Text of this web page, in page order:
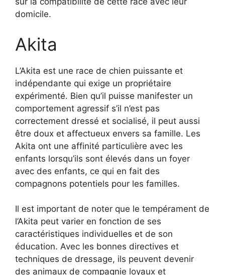
domicile.
Akita
L’Akita est une race de chien puissante et
indépendante qui exige un propriétaire
expérimenté. Bien qu’il puisse manifester un
comportement agressif s’il n’est pas
correctement dressé et socialisé, il peut aussi
être doux et affectueux envers sa famille. Les
Akita ont une affinité particulière avec les
enfants lorsqu’ils sont élevés dans un foyer
avec des enfants, ce qui en fait des
compagnons potentiels pour les familles.
Il est important de noter que le tempérament de
l’Akita peut varier en fonction de ses
caractéristiques individuelles et de son
éducation. Avec les bonnes directives et
techniques de dressage, ils peuvent devenir
des animaux de compagnie loyaux et